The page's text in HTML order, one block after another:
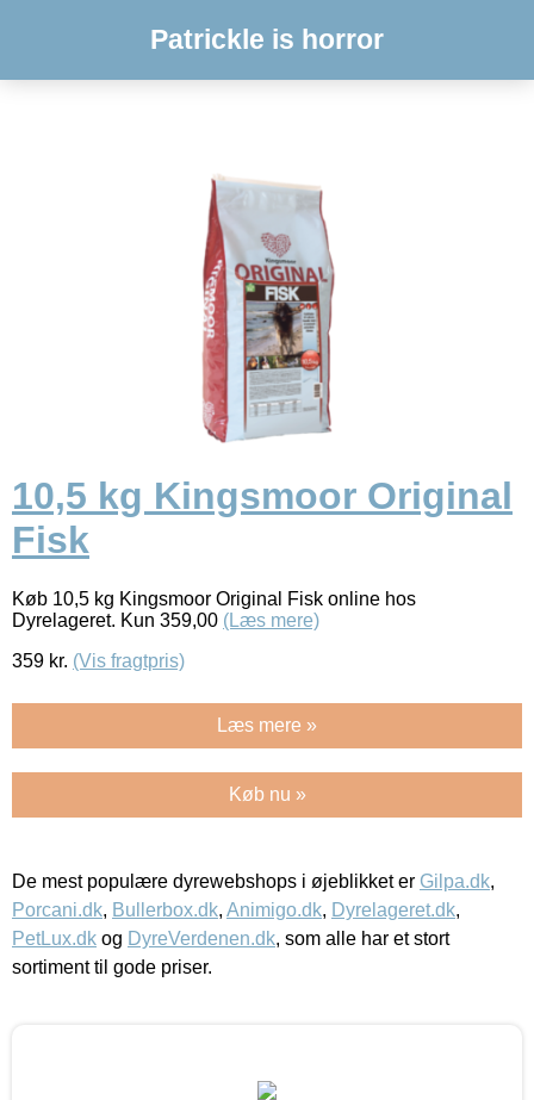
Patrickle is horror
10,5 kg Kingsmoor Original
Fisk
Køb 10,5 kg Kingsmoor Original Fisk online hos
Dyrelageret. Kun 359,00 (Læs mere)
359 kr. (Vis fragtpris)
Læs mere »
Køb nu »
De mest populære dyrewebshops i øjeblikket er Gilpa.dk,
Porcani.dk, Bullerbox.dk, Animigo.dk, Dyrelageret.dk,
PetLux.dk og DyreVerdenen.dk, som alle har et stort
sortiment til gode priser.